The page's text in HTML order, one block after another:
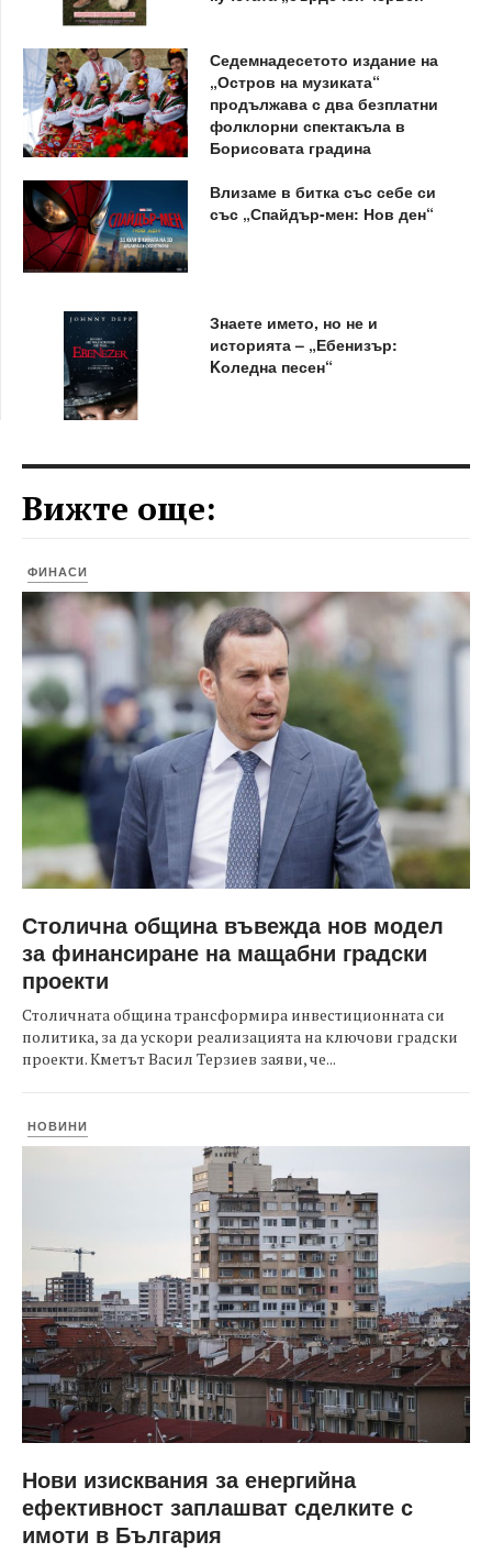
Седемнадесетото издание на
„Остров на музиката“
продължава с два безплатни
фолклорни спектакъла в
Борисовата градина
Влизаме в битка със себе си
със „Спайдър-мен: Нов ден“
Знаете името, но не и
историята – „Ебенизър:
Kоледна песен“
Вижте още:
ФИНАСИ
Столична община въвежда нов модел
за финансиране на мащабни градски
проекти
Столичната община трансформира инвестиционната си
политика, за да ускори реализацията на ключови градски
проекти. Кметът Васил Терзиев заяви, че...
НОВИНИ
Нови изисквания за енергийна
ефективност заплашват сделките с
имоти в България